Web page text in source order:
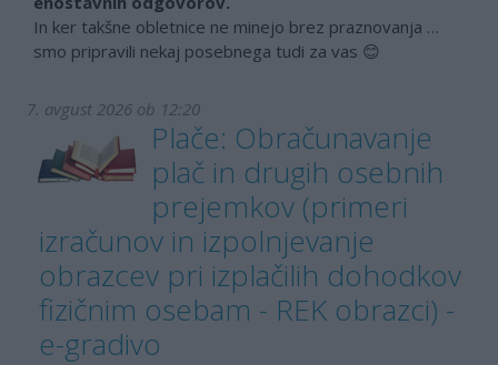
In ker takšne obletnice ne minejo brez praznovanja …
smo pripravili nekaj posebnega tudi za vas 😊
7. avgust 2026 ob 12:20
Plače: Obračunavanje
plač in drugih osebnih
prejemkov (primeri
izračunov in izpolnjevanje
obrazcev pri izplačilih dohodkov
fizičnim osebam - REK obrazci) -
e-gradivo